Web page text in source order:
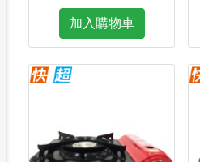
加入購物車